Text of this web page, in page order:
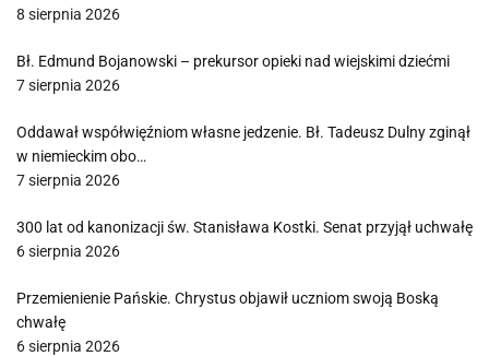
8 sierpnia 2026
Bł. Edmund Bojanowski – prekursor opieki nad wiejskimi dziećmi
7 sierpnia 2026
Oddawał współwięźniom własne jedzenie. Bł. Tadeusz Dulny zginął
w niemieckim obo…
7 sierpnia 2026
300 lat od kanonizacji św. Stanisława Kostki. Senat przyjął uchwałę
6 sierpnia 2026
Przemienienie Pańskie. Chrystus objawił uczniom swoją Boską
chwałę
6 sierpnia 2026